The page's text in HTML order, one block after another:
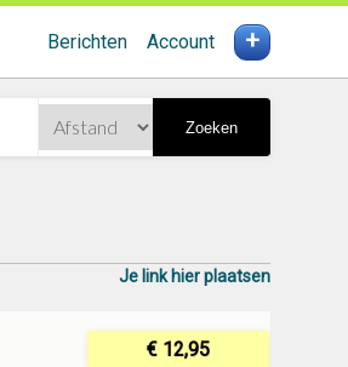
Berichten Account +
Zoeken
Je link hier plaatsen
€ 12,95